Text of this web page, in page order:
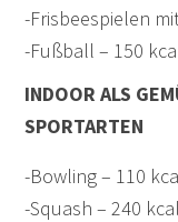
-Frisbeespielen
-Fußball – 150
INDOOR ALS
SPORTARTEN
-Bowling – 110
-Squash – 240